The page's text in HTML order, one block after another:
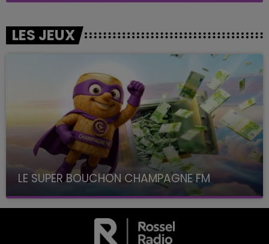
LES JEUX
LE SUPER BOUCHON CHAMPAGNE FM
avec La Famille Champagne FM, à 8H10